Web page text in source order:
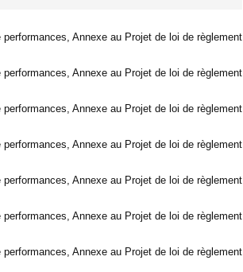
Annexe au Projet de loi de règlement
Annexe au Projet de loi de règlement
Annexe au Projet de loi de règlement
Annexe au Projet de loi de règlement
Annexe au Projet de loi de règlement
Annexe au Projet de loi de règlement
Annexe au Projet de loi de règlement